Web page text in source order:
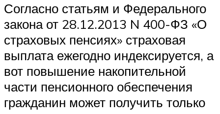
Согласно статьям и Федерального
закона от 28.12.2013 N 400-ФЗ «О
страховых пенсиях» страховая
выплата ежегодно индексируется, а
вот повышение накопительной
части пенсионного обеспечения
гражданин может получить только